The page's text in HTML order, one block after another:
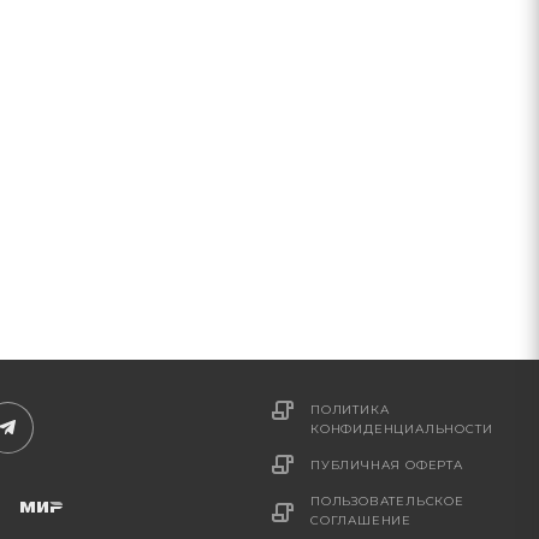
ПОЛИТИКА
КОНФИДЕНЦИАЛЬНОСТИ
ПУБЛИЧНАЯ ОФЕРТА
ПОЛЬЗОВАТЕЛЬСКОЕ
СОГЛАШЕНИЕ